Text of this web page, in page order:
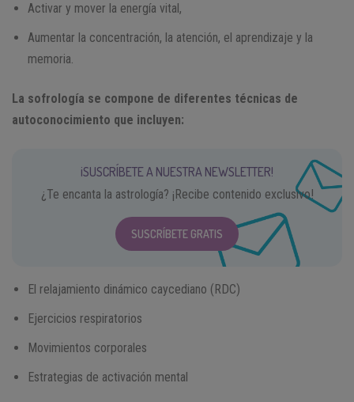
Activar y mover la energía vital,
Aumentar la concentración, la atención, el aprendizaje y la
memoria.
La sofrología se compone de diferentes técnicas de
autoconocimiento que incluyen:
¡SUSCRÍBETE A NUESTRA NEWSLETTER!
¿Te encanta la astrología? ¡Recibe contenido exclusivo!
SUSCRÍBETE GRATIS
El relajamiento dinámico caycediano (RDC)
Ejercicios respiratorios
Movimientos corporales
Estrategias de activación mental